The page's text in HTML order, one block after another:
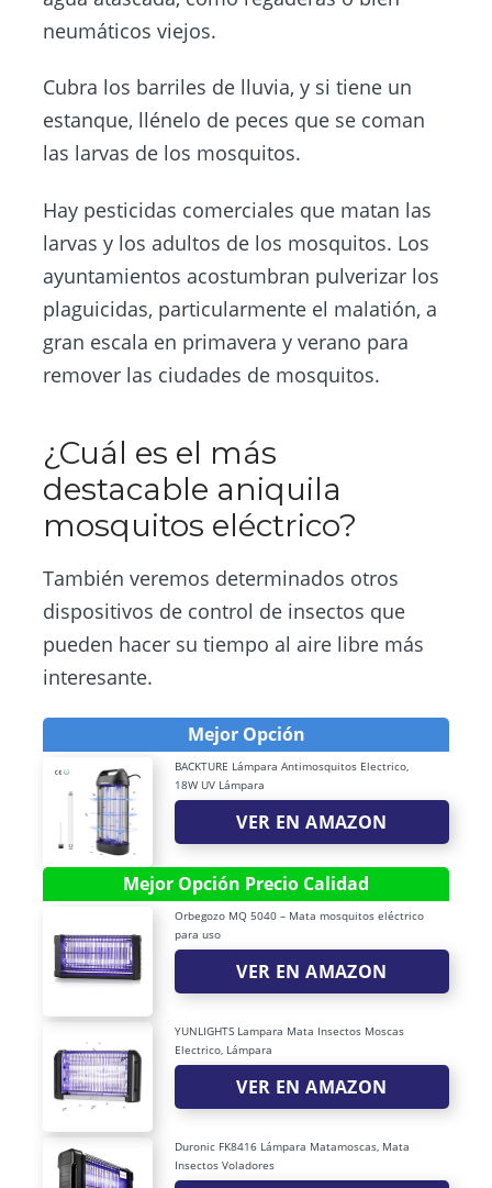
neumáticos viejos.
Cubra los barriles de lluvia, y si tiene un
estanque, llénelo de peces que se coman
las larvas de los mosquitos.
Hay pesticidas comerciales que matan las
larvas y los adultos de los mosquitos. Los
ayuntamientos acostumbran pulverizar los
plaguicidas, particularmente el malatión, a
gran escala en primavera y verano para
remover las ciudades de mosquitos.
¿Cuál es el más
destacable aniquila
mosquitos eléctrico?
También veremos determinados otros
dispositivos de control de insectos que
pueden hacer su tiempo al aire libre más
interesante.
Mejor Opción
BACKTURE Lámpara Antimosquitos Electrico,
18W UV Lámpara
VER EN AMAZON
Mejor Opción Precio Calidad
Orbegozo MQ 5040 – Mata mosquitos eléctrico
para uso
VER EN AMAZON
YUNLIGHTS Lampara Mata Insectos Moscas
Electrico, Lámpara
VER EN AMAZON
Duronic FK8416 Lámpara Matamoscas, Mata
Insectos Voladores